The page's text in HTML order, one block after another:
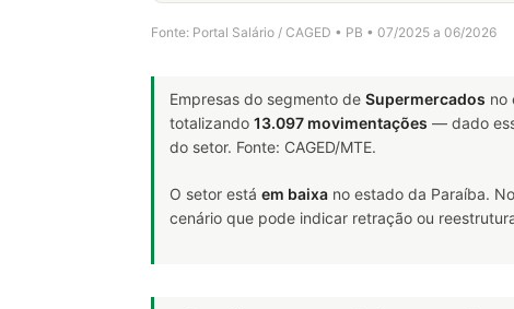
Fonte: Portal Salário / CAGED • PB • 07/2025 a 06/2026
Empresas do segmento de Supermercados no
totalizando 13.097 movimentações — dado
do setor. Fonte: CAGED/MTE.
O setor está em baixa no estado da Paraíba.
cenário que pode indicar retração ou